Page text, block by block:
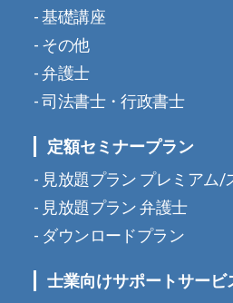
基礎講座
その他
弁護士
司法書士・行政書士
定額セミナープラン
見放題プラン プレミアム/
見放題プラン 弁護士
ダウンロードプラン
士業向けサポートサービ